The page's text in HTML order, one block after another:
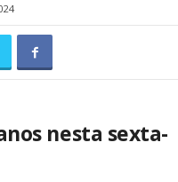
nesta sexta-